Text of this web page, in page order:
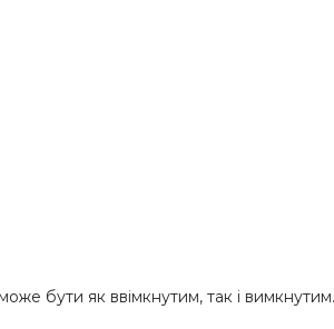
бути як ввімкнутим, так і